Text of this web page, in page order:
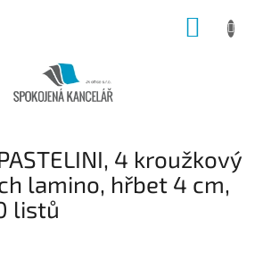
4 kroužkový
lamino, hřbet 4 cm,
listů